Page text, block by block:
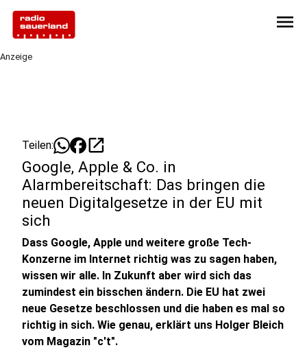
menu
Anzeige
Teilen: open_in_new
Google, Apple & Co. in
Alarmbereitschaft: Das bringen die
neuen Digitalgesetze in der EU mit
sich
Dass Google, Apple und weitere große Tech-
Konzerne im Internet richtig was zu sagen haben,
wissen wir alle. In Zukunft aber wird sich das
zumindest ein bisschen ändern. Die EU hat zwei
neue Gesetze beschlossen und die haben es mal so
richtig in sich. Wie genau, erklärt uns Holger Bleich
vom Magazin "c't".